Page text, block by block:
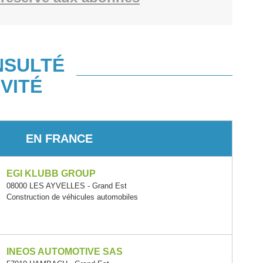
EN FRANCE
EGI KLUBB GROUP
08000 LES AYVELLES - Grand Est
Construction de véhicules automobiles
INEOS AUTOMOTIVE SAS